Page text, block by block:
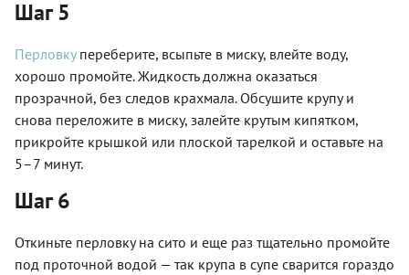
Шаг 5
Перловкупереберите, всыпьте в миску, влейте воду,
хорошо промойте. Жидкость должна оказаться
прозрачной, без следов крахмала. Обсушите крупу и
снова переложите в миску, залейте крутым кипятком,
прикройте крышкой или плоской тарелкой и оставьте на
5–7 минут.
Шаг 6
Откиньте перловку на сито и еще раз тщательно промойте
под проточной водой — так крупа в супе сварится гораздо